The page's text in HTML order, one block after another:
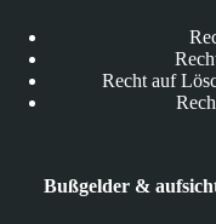
Recht auf
Bußgelder &